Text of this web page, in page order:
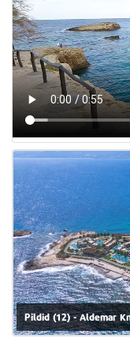
Pildid (12) - Aldemar